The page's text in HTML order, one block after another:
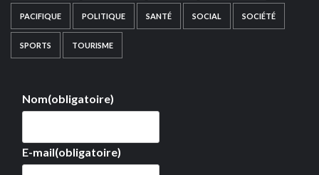
PACIFIQUE POLITIQUE SANTÉ SOCIAL SOCIÉTÉ
SPORTS TOURISME
Nom(obligatoire)
E-mail(obligatoire)